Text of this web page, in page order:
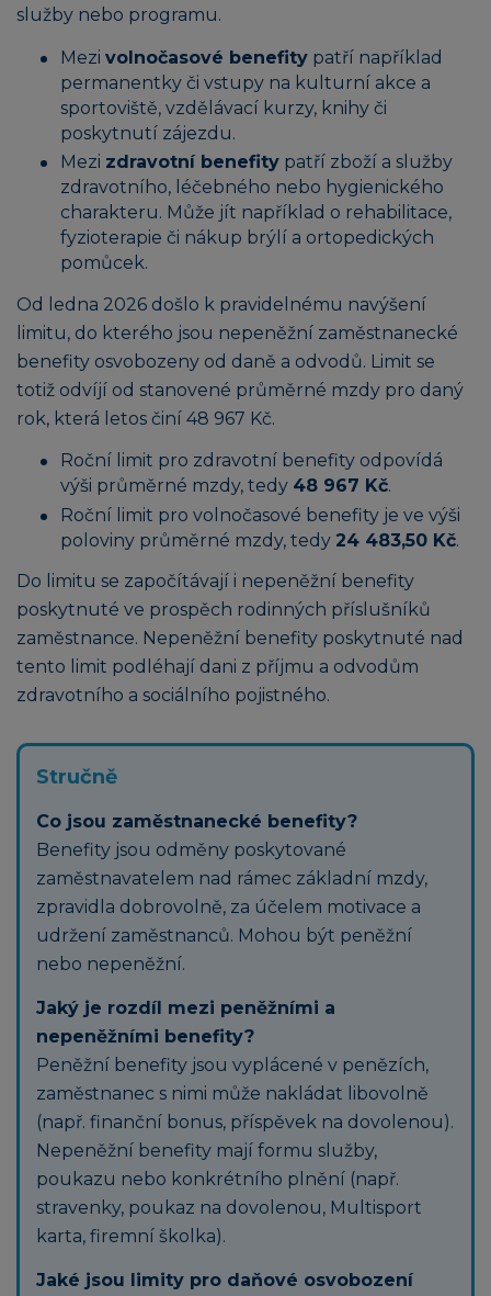
služby nebo programu.
Mezi volnočasové benefity patří například
permanentky či vstupy na kulturní akce a
sportoviště, vzdělávací kurzy, knihy či
poskytnutí zájezdu.
Mezi zdravotní benefity patří zboží a služby
zdravotního, léčebného nebo hygienického
charakteru. Může jít například o rehabilitace,
fyzioterapie či nákup brýlí a ortopedických
pomůcek.
Od ledna 2026 došlo k pravidelnému navýšení
limitu, do kterého jsou nepeněžní zaměstnanecké
benefity osvobozeny od daně a odvodů. Limit se
totiž odvíjí od stanovené průměrné mzdy pro daný
rok, která letos činí 48 967 Kč.
Roční limit pro zdravotní benefity odpovídá
výši průměrné mzdy, tedy 48 967 Kč.
Roční limit pro volnočasové benefity je ve výši
poloviny průměrné mzdy, tedy 24 483,50 Kč.
Do limitu se započítávají i nepeněžní benefity
poskytnuté ve prospěch rodinných příslušníků
zaměstnance. Nepeněžní benefity poskytnuté nad
tento limit podléhají dani z příjmu a odvodům
zdravotního a sociálního pojistného.
Stručně
Co jsou zaměstnanecké benefity?
Benefity jsou odměny poskytované
zaměstnavatelem nad rámec základní mzdy,
zpravidla dobrovolně, za účelem motivace a
udržení zaměstnanců. Mohou být peněžní
nebo nepeněžní.
Jaký je rozdíl mezi peněžními a
nepeněžními benefity?
Peněžní benefity jsou vyplácené v penězích,
zaměstnanec s nimi může nakládat libovolně
(např. finanční bonus, příspěvek na dovolenou).
Nepeněžní benefity mají formu služby,
poukazu nebo konkrétního plnění (např.
stravenky, poukaz na dovolenou, Multisport
karta, firemní školka).
Jaké jsou limity pro daňové osvobození